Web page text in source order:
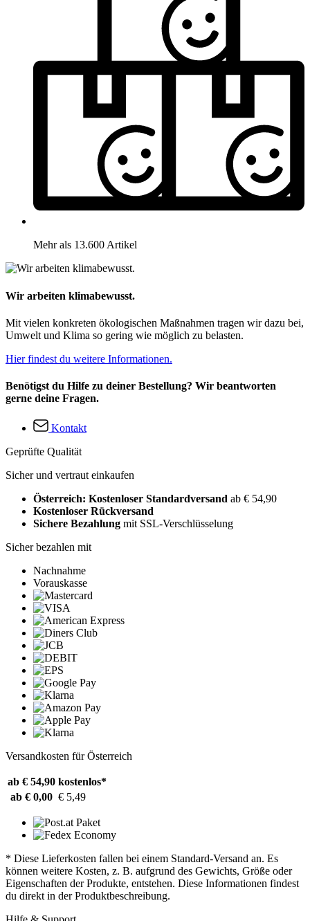
Mehr als 13.600 Artikel
Wir arbeiten klimabewusst.
Mit vielen konkreten ökologischen Maßnahmen tragen wir dazu bei,
Umwelt und Klima so gering wie möglich zu belasten.
Hier findest du weitere Informationen.
Benötigst du Hilfe zu deiner Bestellung? Wir beantworten
gerne deine Fragen.
Kontakt
Geprüfte Qualität
Sicher und vertraut einkaufen
Österreich: Kostenloser Standardversand ab € 54,90
Kostenloser Rückversand
Sichere Bezahlung mit SSL-Verschlüsselung
Sicher bezahlen mit
Nachnahme
Vorauskasse
Versandkosten für Österreich
ab € 54,90 kostenlos*
ab € 0,00 € 5,49
* Diese Lieferkosten fallen bei einem Standard-Versand an. Es
können weitere Kosten, z. B. aufgrund des Gewichts, Größe oder
Eigenschaften der Produkte, entstehen. Diese Informationen findest
du direkt in der Produktbeschreibung.